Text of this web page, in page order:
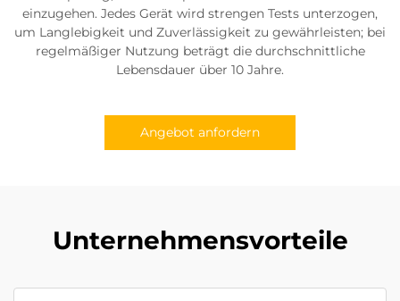
einzugehen. Jedes Gerät wird strengen Tests unterzogen,
um Langlebigkeit und Zuverlässigkeit zu gewährleisten; bei
regelmäßiger Nutzung beträgt die durchschnittliche
Lebensdauer über 10 Jahre.
Angebot anfordern
Unternehmensvorteile